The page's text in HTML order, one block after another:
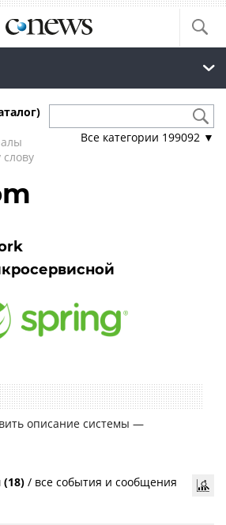
Все категории 199092 ▼
описание системы —
/ все события и сообщения